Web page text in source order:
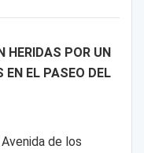
HERIDAS POR UN
EN EL PASEO DEL
de los